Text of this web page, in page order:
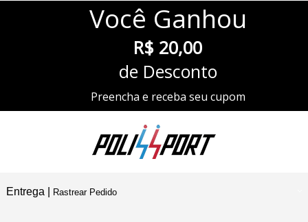
Você Ganhou
R$ 20,00
de Desconto
Preencha e receba seu cupom
Entrega | Rastrear Pedido